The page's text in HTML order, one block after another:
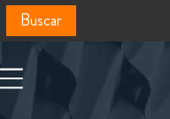
Buscar